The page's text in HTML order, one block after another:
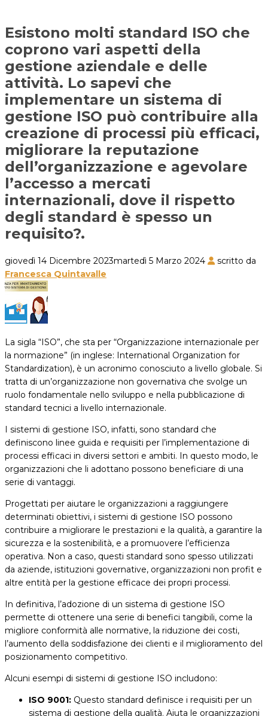
Esistono molti standard ISO che
coprono vari aspetti della
gestione aziendale e delle
attività. Lo sapevi che
implementare un sistema di
gestione ISO può contribuire alla
creazione di processi più efficaci,
migliorare la reputazione
dell’organizzazione e agevolare
l’accesso a mercati
internazionali, dove il rispetto
degli standard è spesso un
requisito?.
giovedì 14 Dicembre 2023martedì 5 Marzo 2024
scritto da
Francesca Quintavalle
La sigla “ISO”, che sta per “Organizzazione internazionale per
la normazione” (in inglese: International Organization for
Standardization), è un acronimo conosciuto a livello globale. Si
tratta di un’organizzazione non governativa che svolge un
ruolo fondamentale nello sviluppo e nella pubblicazione di
standard tecnici a livello internazionale.
I sistemi di gestione ISO, infatti, sono standard che
definiscono linee guida e requisiti per l’implementazione di
processi efficaci in diversi settori e ambiti. In questo modo, le
organizzazioni che li adottano possono beneficiare di una
serie di vantaggi.
Progettati per aiutare le organizzazioni a raggiungere
determinati obiettivi, i sistemi di gestione ISO possono
contribuire a migliorare le prestazioni e la qualità, a garantire la
sicurezza e la sostenibilità, e a promuovere l’efficienza
operativa. Non a caso, questi standard sono spesso utilizzati
da aziende, istituzioni governative, organizzazioni non profit e
altre entità per la gestione efficace dei propri processi.
In definitiva, l’adozione di un sistema di gestione ISO
permette di ottenere una serie di benefici tangibili, come la
migliore conformità alle normative, la riduzione dei costi,
l’aumento della soddisfazione dei clienti e il miglioramento del
posizionamento competitivo.
Alcuni esempi di sistemi di gestione ISO includono:
ISO 9001: Questo standard definisce i requisiti per un
sistema di gestione della qualità. Aiuta le organizzazioni